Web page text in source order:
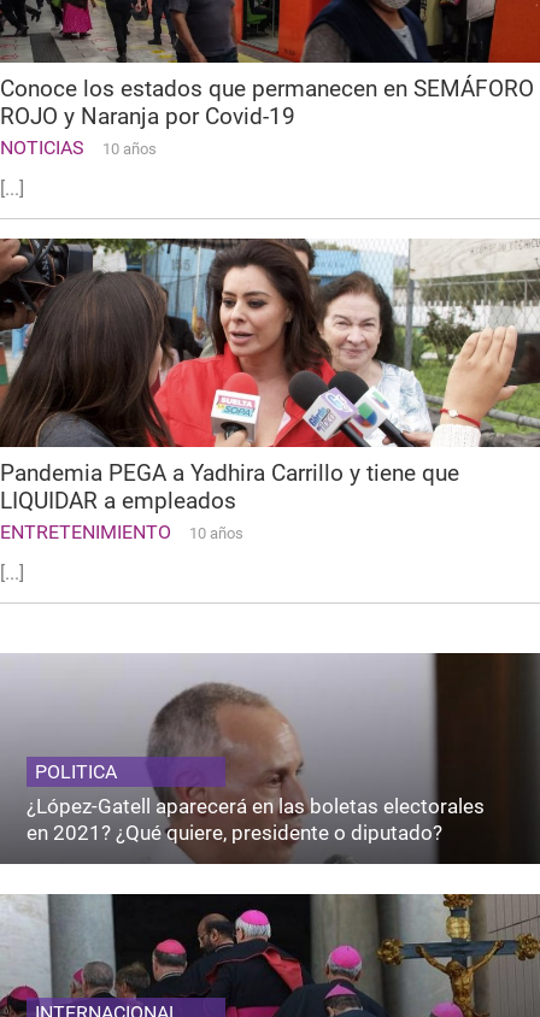
Conoce los estados que permanecen en SEMÁFORO
ROJO y Naranja por Covid-19
NOTICIAS 10 años
[...]
Pandemia PEGA a Yadhira Carrillo y tiene que
LIQUIDAR a empleados
ENTRETENIMIENTO 10 años
[...]
POLITICA
¿López-Gatell aparecerá en las boletas electorales
en 2021? ¿Qué quiere, presidente o diputado?